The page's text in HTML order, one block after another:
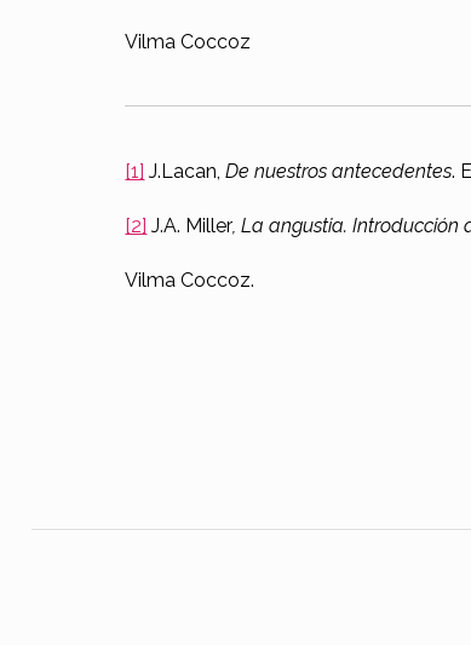
s
t
i
a
Vilma Coccoz
[1] J.Lacan,De nuestros antecedentes.
[2] J.A. Miller , La angustia.
Vilma Coccoz.
Navegación de entradas